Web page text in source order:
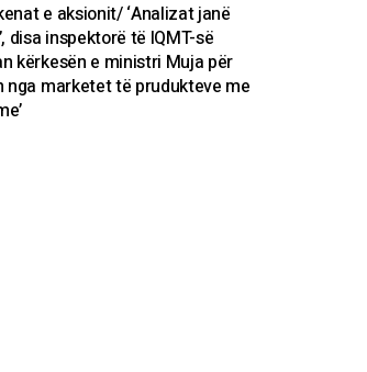
e aksionit/ ‘Analizat janë
disa inspektorë të IQMT-së
kërkesën e ministri Muja për
nga marketet të prudukteve me